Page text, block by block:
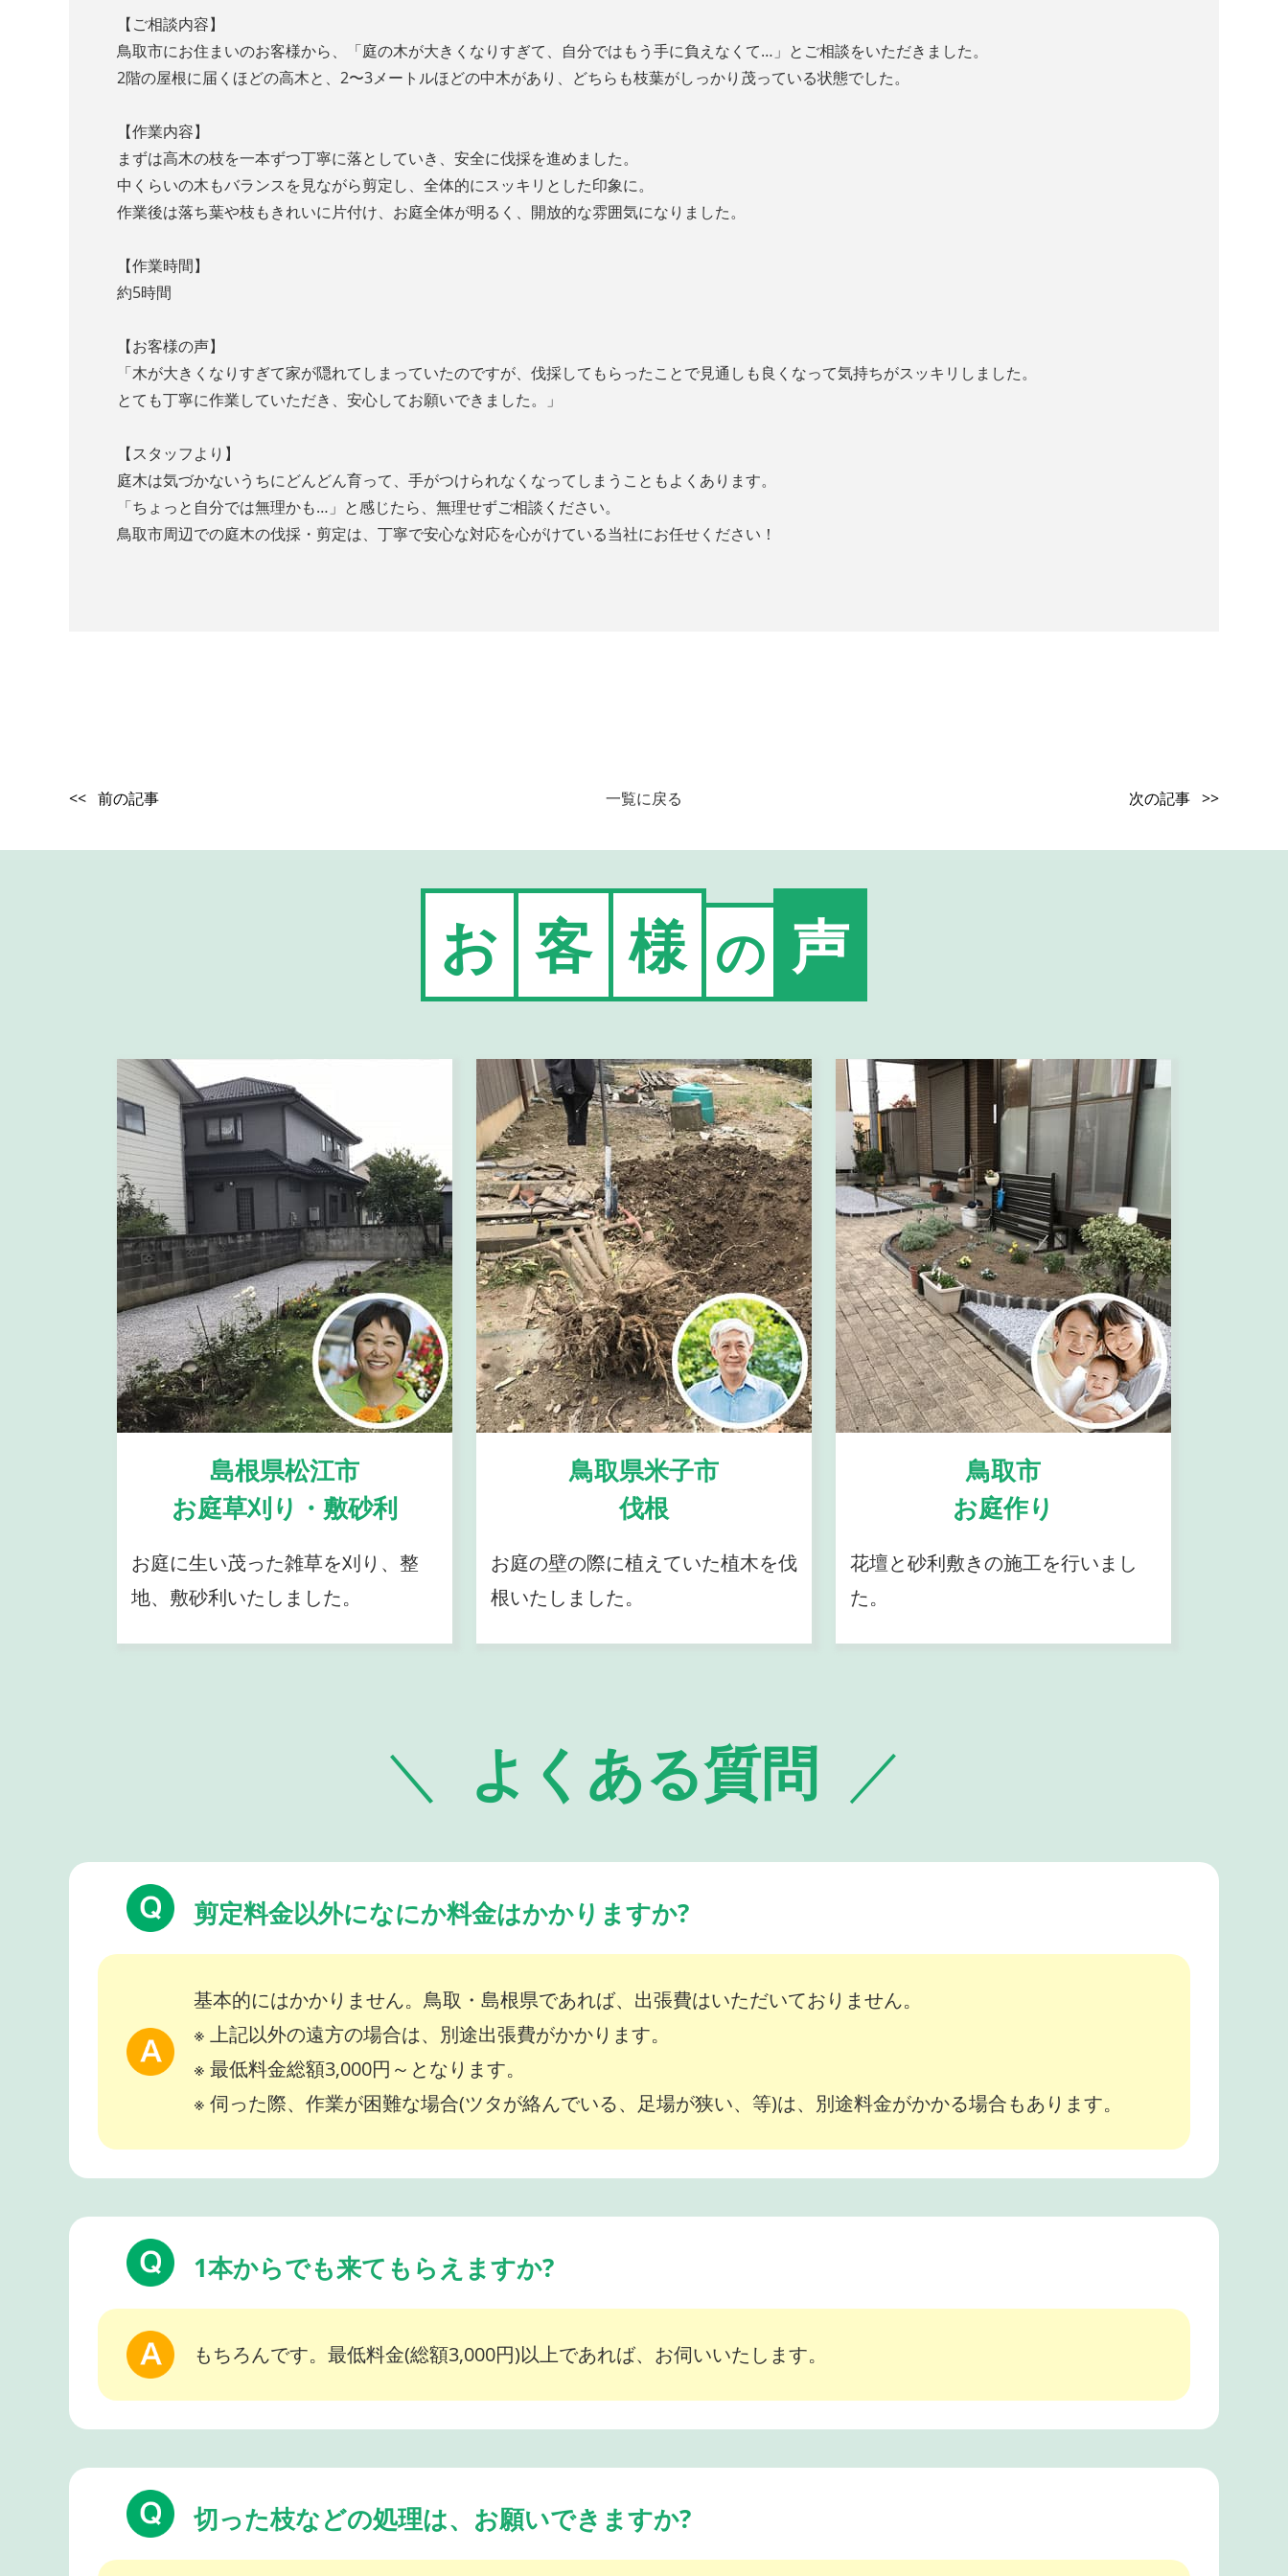
【ご相談内容】
鳥取市にお住まいのお客様から、「庭の木が大きくなりすぎて、自分ではもう手に負えなくて…」とご相談をいただきました。
2階の屋根に届くほどの高木と、2〜3メートルほどの中木があり、どちらも枝葉がしっかり茂っている状態でした。
【作業内容】
まずは高木の枝を一本ずつ丁寧に落としていき、安全に伐採を進めました。
中くらいの木もバランスを見ながら剪定し、全体的にスッキリとした印象に。
作業後は落ち葉や枝もきれいに片付け、お庭全体が明るく、開放的な雰囲気になりました。
【作業時間】
約5時間
【お客様の声】
「木が大きくなりすぎて家が隠れてしまっていたのですが、伐採してもらったことで見通しも良くなって気持ちがスッキリしました。
とても丁寧に作業していただき、安心してお願いできました。」
【スタッフより】
庭木は気づかないうちにどんどん育って、手がつけられなくなってしまうこともよくあります。
「ちょっと自分では無理かも…」と感じたら、無理せずご相談ください。
鳥取市周辺での庭木の伐採・剪定は、丁寧で安心な対応を心がけている当社にお任せください！
<< 前の記事 一覧に戻る 次の記事 >>
お 客 様 の 声
島根県松江市
お庭草刈り・敷砂利
お庭に生い茂った雑草を刈り、整
地、敷砂利いたしました。
鳥取県米子市
伐根
お庭の壁の際に植えていた植木を伐
根いたしました。
鳥取市
お庭作り
花壇と砂利敷きの施工を行いまし
た。
よくある質問
剪定料金以外になにか料金はかかりますか?
基本的にはかかりません。鳥取・島根県であれば、出張費はいただいておりません。
※ 上記以外の遠方の場合は、別途出張費がかかります。
※ 最低料金総額3,000円～となります。
※ 伺った際、作業が困難な場合(ツタが絡んでいる、足場が狭い、等)は、別途料金がかかる場合もあります。
1本からでも来てもらえますか?
もちろんです。最低料金(総額3,000円)以上であれば、お伺いいたします。
切った枝などの処理は、お願いできますか?